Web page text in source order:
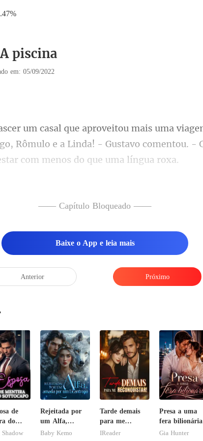
piscina
em: 05/09/2022
Rômulo e a Linda! - Gustavo comentou. -
Beijaram por
—— Capítulo Bloqueado ——
Baixe o App e leia mais
Anterior Próximo
de
do
Shadow
Rejeitada por
um Alfa,
amada por um
Baby Kemo
Tarde demais
para me
reconquistar!
IReader
Presa a uma
fera bilionária
Gia Hunter